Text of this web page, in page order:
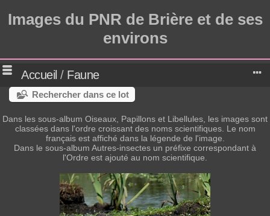
Images du PNR de Brière et de ses
environs
Accueil / Faune
Rechercher dans ce lot
Dans les sous-album Oiseaux, Papillons et Libellules, les images sont
classées dans l'ordre croissant des noms scientifiques. Le nom
français est affiché dans la légende de l'image.
Dans le sous-album Autres-insectes un préfixe correspondant à
l'Ordre est ajouté au nom scientifique.